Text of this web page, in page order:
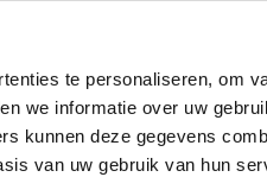
te personaliseren, om
we informatie over uw
kunnen deze gegevens
van uw gebruik van hun